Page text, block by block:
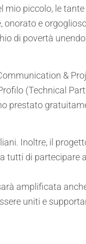
mio piccolo, le
e orgoglioso,
di povertà
&
(Technical
prestato
Inoltre, il
tutti di partecipare
amplificata
uniti e